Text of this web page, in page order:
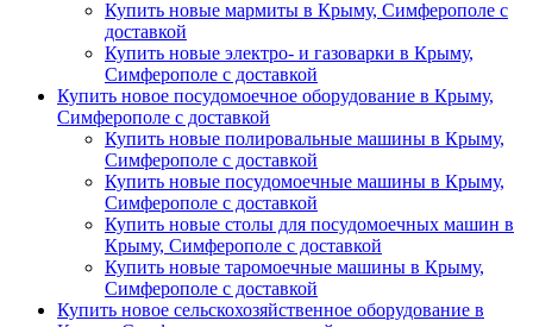
Купить новые мармиты в Крыму, Симферополе с
доставкой
Купить новые электро- и газоварки в Крыму,
Симферополе с доставкой
Купить новое посудомоечное оборудование в Крыму,
Симферополе с доставкой
Купить новые полировальные машины в Крыму,
Симферополе с доставкой
Купить новые посудомоечные машины в Крыму,
Симферополе с доставкой
Купить новые столы для посудомоечных машин в
Крыму, Симферополе с доставкой
Купить новые таромоечные машины в Крыму,
Симферополе с доставкой
Купить новое сельскохозяйственное оборудование в